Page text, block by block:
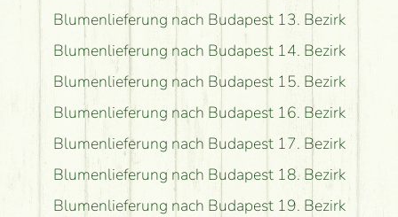
Blumenlieferung nach Budapest 13. Bezirk
Blumenlieferung nach Budapest 14. Bezirk
Blumenlieferung nach Budapest 15. Bezirk
Blumenlieferung nach Budapest 16. Bezirk
Blumenlieferung nach Budapest 17. Bezirk
Blumenlieferung nach Budapest 18. Bezirk
Blumenlieferung nach Budapest 19. Bezirk